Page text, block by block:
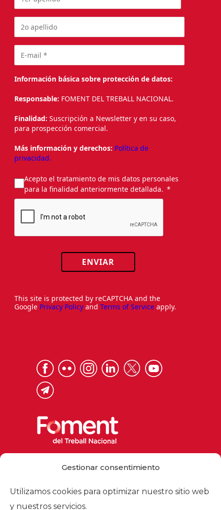
Gestionar consentimiento
Utilizamos cookies para optimizar nuestro sitio web
y nuestros servicios.
Información básica sobre protección de datos:
Responsable: FOMENT DEL TREBALL NACIONAL.
Finalidad: Suscripción a Newsletter y en su caso,
para prospección comercial.
Más información y derechos: Política de
privacidad.
Acepto el tratamiento de mis datos personales
para la finalidad anteriormente detallada.
ENVIAR
This site is protected by reCAPTCHA and the
Google Privacy Policy and Terms of Service apply.
foment@foment.com